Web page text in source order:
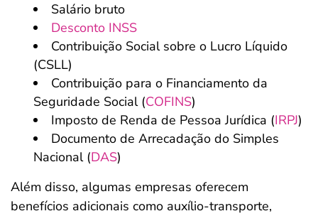
Salário bruto
Desconto INSS
Contribuição Social sobre o Lucro Líquido
(CSLL)
Contribuição para o Financiamento da
Seguridade Social (COFINS)
Imposto de Renda de Pessoa Jurídica (IRPJ)
Documento de Arrecadação do Simples
Nacional (DAS)
Além disso, algumas empresas oferecem
benefícios adicionais como auxílio-transporte,